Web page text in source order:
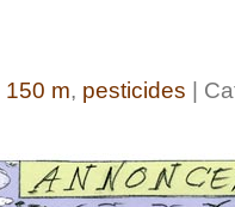
150 m, pesticides |